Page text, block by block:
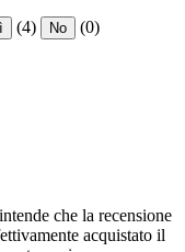
(4) No (0)
che la recensione
acquistato il